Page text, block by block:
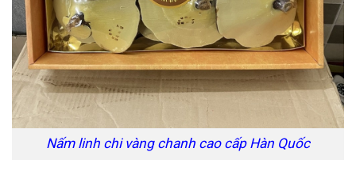
Nấm linh chi vàng chanh cao cấp Hàn Quốc